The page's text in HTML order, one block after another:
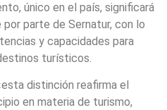
único en el país, significará
parte de Sernatur, con lo
y capacidades para
turísticos.
distinción reafirma el
en materia de turismo,